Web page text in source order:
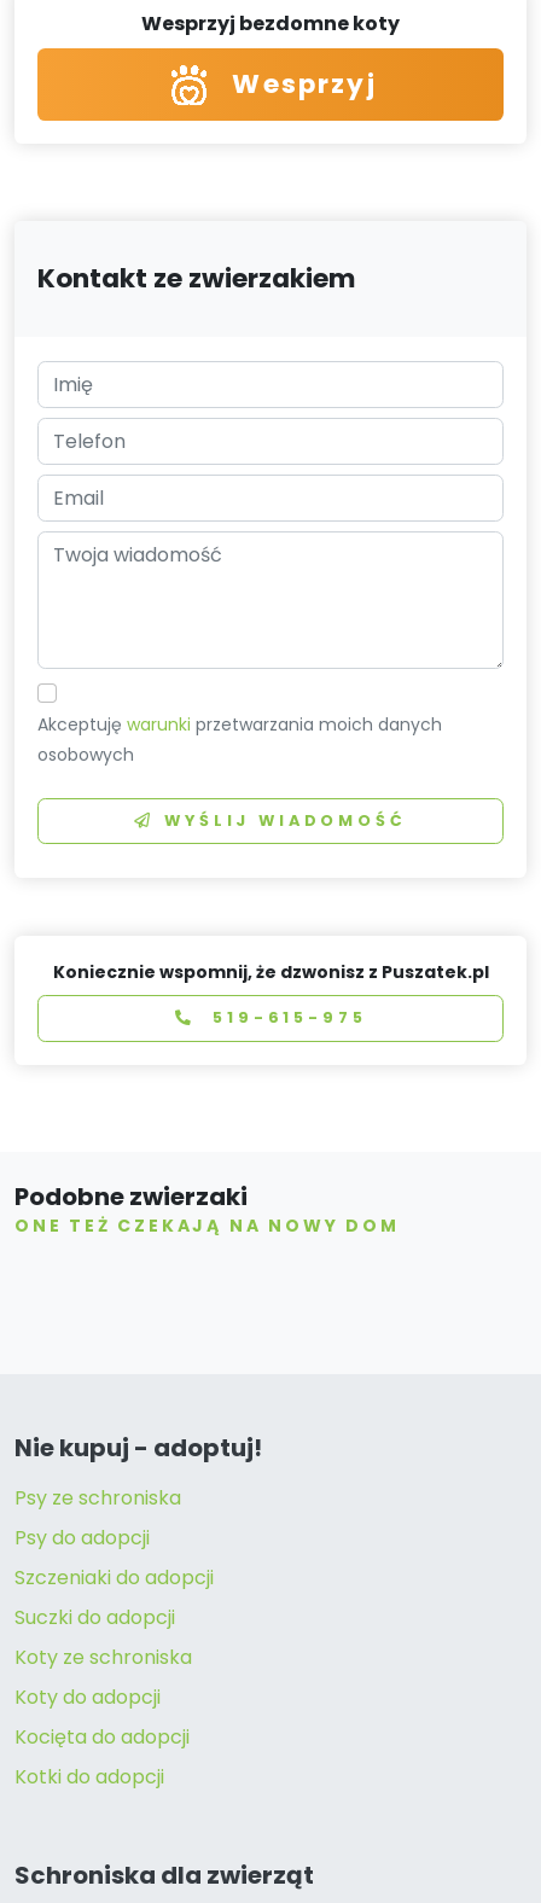
Wesprzyj bezdomne koty
Wesprzyj
Kontakt ze zwierzakiem
Akceptujęwarunki przetwarzania moich danych
osobowych
WYŚLIJ WIADOMOŚĆ
Koniecznie wspomnij, że dzwonisz z Puszatek.pl
519-615-975
Podobne zwierzaki
ONE TEŻ CZEKAJĄ NA NOWY DOM
Nie kupuj - adoptuj!
Psy ze schroniska
Psy do adopcji
Szczeniaki do adopcji
Suczki do adopcji
Koty ze schroniska
Koty do adopcji
Kocięta do adopcji
Kotki do adopcji
Schroniska dla zwierząt